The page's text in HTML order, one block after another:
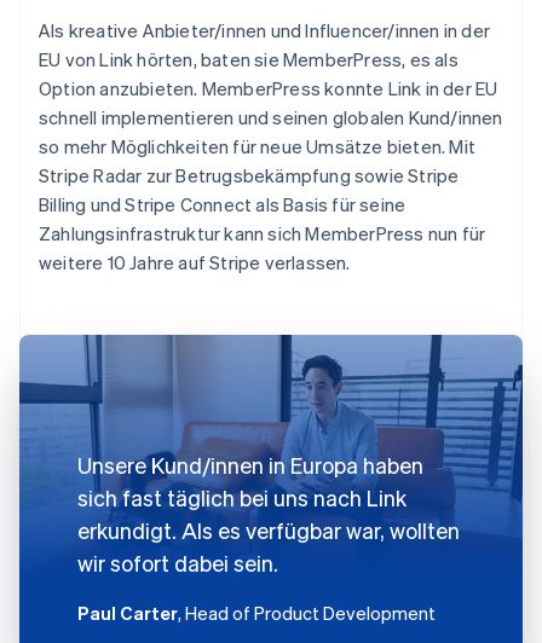
Als kreative Anbieter/innen und Influencer/innen in der
EU von Link hörten, baten sie MemberPress, es als
Option anzubieten. MemberPress konnte Link in der EU
schnell implementieren und seinen globalen Kund/innen
so mehr Möglichkeiten für neue Umsätze bieten. Mit
Stripe Radar zur Betrugsbekämpfung sowie Stripe
Billing und Stripe Connect als Basis für seine
Zahlungsinfrastruktur kann sich MemberPress nun für
weitere 10 Jahre auf Stripe verlassen.
Unsere Kund/innen in Europa haben
sich fast täglich bei uns nach Link
erkundigt. Als es verfügbar war, wollten
wir sofort dabei sein.
Paul Carter, Head of Product Development